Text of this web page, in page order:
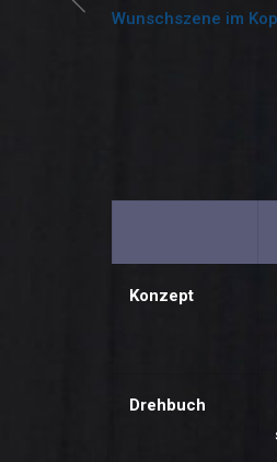
Wunschszene im
Konzept
Drehbuch